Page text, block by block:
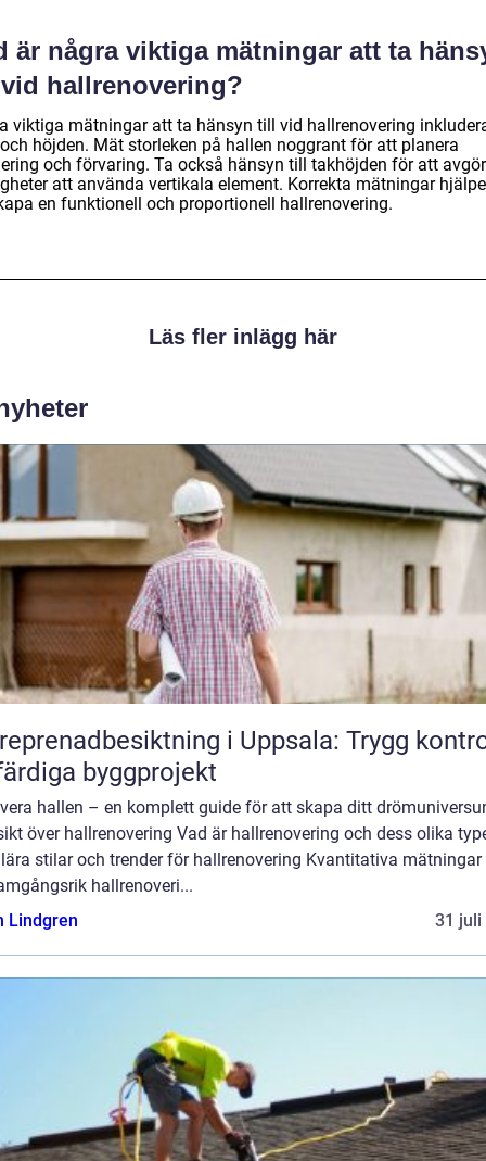
är några viktiga mätningar att ta
hallrenovering?
viktiga mätningar att ta hänsyn till vid hallrenovering
höjden. Mät storleken på hallen noggrant för att planera
och förvaring. Ta också hänsyn till takhöjden för att
att använda vertikala element. Korrekta mätningar
en funktionell och proportionell hallrenovering.
Läs fler inlägg här
i Uppsala: Trygg
byggprojekt
hallen – en komplett guide för att skapa ditt
över hallrenovering Vad är hallrenovering och dess olika
stilar och trender för hallrenovering Kvantitativa
hallrenoveri...
Lindgren
31 juli